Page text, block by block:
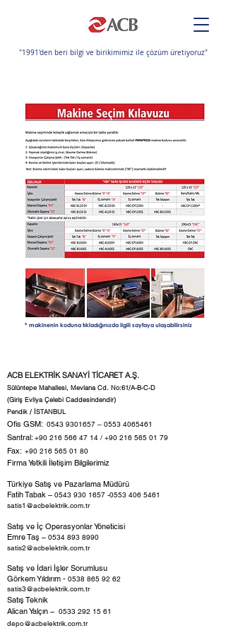
"1991'den beri bilgi ve birikimimiz ile çözüm üretiyoruz"
* makinenin koduna tıkladığınızda ilgili sayfaya ulaşabilirsiniz
ACB ELEKTRİK SANAYİ TİCARET A.Ş.
Sülüntepe Mahallesi, Mevlana Cd. No:61/A-B-C-D
(Giriş Evliya Çelebi Caddesindendir)
Pendik / İSTANBUL
Ofis GSM: 0543 9301657 – 0553 4065461
Santral:+90 216 566 47 14 / +90 216 565 01 79
Fax: +90 216 565 01 80
Firma Yetkili İletişim Bilgilerimiz
Türkiye Satış ve Pazarlama Müdürü
Fatih Tabak – 0543 930 1657 -0553 406 5461
satis1@acbelektrik.com.tr
Satış ve İç Operasyonlar Yöneticisi
Emre Taş – 0534 893 8990
satis2@acbelektrik.com.tr
Satış ve İdari İşler Sorumlusu
Görkem Yıldırım - 0538 865 92 62
satis3@acbelektrik.com.tr
​Satış Teknik
Alican Yalçın – 0533 292 15 61
depo@acbelektrik.com.tr